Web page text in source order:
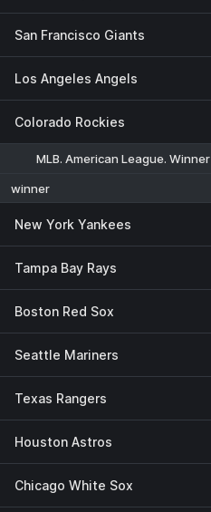
San Francisco Giants
Los Angeles Angels
Colorado Rockies
MLB. American League. Winner
winner
New York Yankees
Tampa Bay Rays
Boston Red Sox
Seattle Mariners
Texas Rangers
Houston Astros
Chicago White Sox